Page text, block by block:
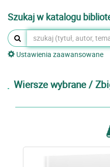
Szukaj w katalogu
Ustawienia zaawansowane
Wiersze wybrane /